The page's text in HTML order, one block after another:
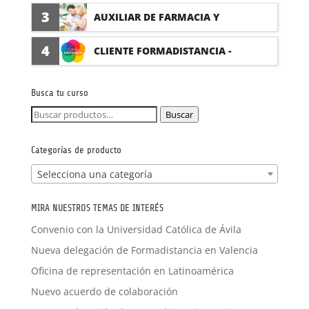
3 AUXILIAR DE FARMACIA Y
4 CLIENTE FORMADISTANCIA -
Busca tu curso
Buscar
Buscar
Categorías de producto
Selecciona una categoría
MIRA NUESTROS TEMAS DE INTERÉS
Convenio con la Universidad Católica de Ávila
Nueva delegación de Formadistancia en Valencia
Oficina de representación en Latinoamérica
Nuevo acuerdo de colaboración